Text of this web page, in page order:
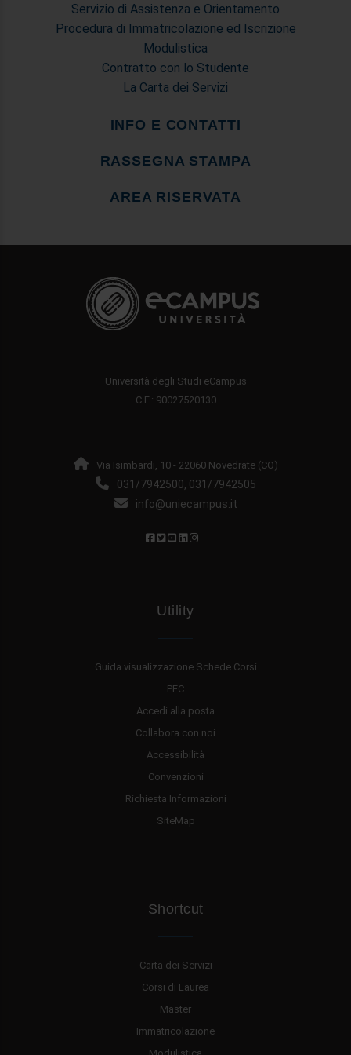
Servizio di Assistenza e Orientamento
Procedura di Immatricolazione ed Iscrizione
Modulistica
Contratto con lo Studente
La Carta dei Servizi
INFO E CONTATTI
RASSEGNA STAMPA
AREA RISERVATA
Università degli Studi eCampus
C.F.: 90027520130
Via Isimbardi, 10 - 22060 Novedrate (CO)
031/7942500, 031/7942505
info@uniecampus.it
Utility
Guida visualizzazione Schede Corsi
PEC
Accedi alla posta
Collabora con noi
Accessibilità
Convenzioni
Richiesta Informazioni
SiteMap
Shortcut
Carta dei Servizi
Corsi di Laurea
Master
Immatricolazione